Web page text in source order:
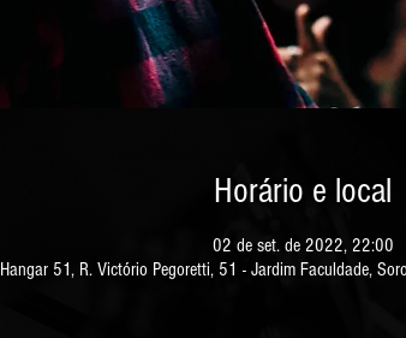
Horário e local
02 de set. de 2022, 22:00
Hangar 51, R. Victório Pegoretti, 51 - Jardim Faculdade,